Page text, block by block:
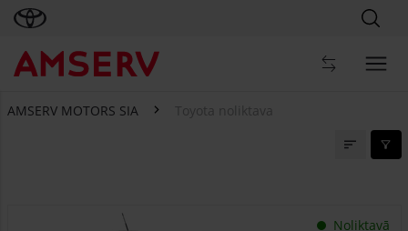
AMSERV MOTORS SIA Toyota noliktava
Noliktavā